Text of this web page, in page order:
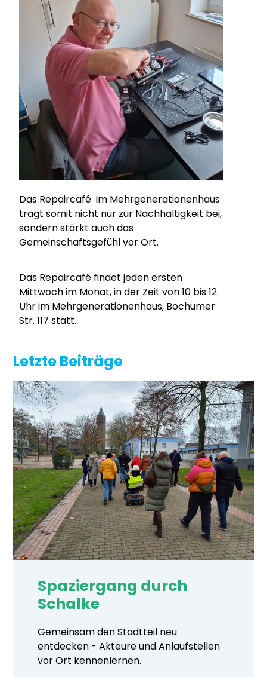
Das Repaircafé im Mehrgenerationenhaus
trägt somit nicht nur zur Nachhaltigkeit bei,
sondern stärkt auch das
Gemeinschaftsgefühl vor Ort.
Das Repaircafé findet jeden ersten
Mittwoch im Monat, in der Zeit von 10 bis 12
Uhr im Mehrgenerationenhaus, Bochumer
Str. 117 statt.
Letzte Beiträge
Spaziergang durch
Schalke
Gemeinsam den Stadtteil neu
entdecken - Akteure und Anlaufstellen
vor Ort kennenlernen.